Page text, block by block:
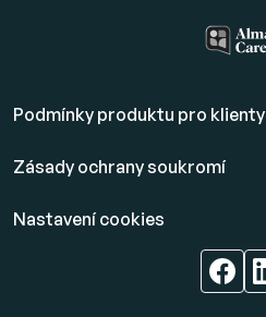
Podmínky produktu pro klienty
Zásady ochrany soukromí
Nastavení cookies